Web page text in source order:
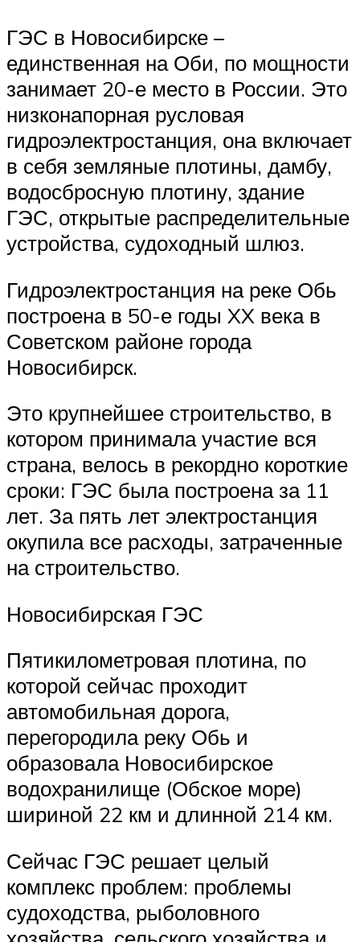
ГЭС в Новосибирске –
единственная на Оби, по мощности
занимает 20-е место в России. Это
низконапорная русловая
гидроэлектростанция, она включает
в себя земляные плотины, дамбу,
водосбросную плотину, здание
ГЭС, открытые распределительные
устройства, судоходный шлюз.
Гидроэлектростанция на реке Обь
построена в 50-е годы XX века в
Советском районе города
Новосибирск.
Это крупнейшее строительство, в
котором принимала участие вся
страна, велось в рекордно короткие
сроки: ГЭС была построена за 11
лет. За пять лет электростанция
окупила все расходы, затраченные
на строительство.
Новосибирская ГЭС
Пятикилометровая плотина, по
которой сейчас проходит
автомобильная дорога,
перегородила реку Обь и
образовала Новосибирское
водохранилище (Обское море)
шириной 22 км и длинной 214 км.
Сейчас ГЭС решает целый
комплекс проблем: проблемы
судоходства, рыболовного